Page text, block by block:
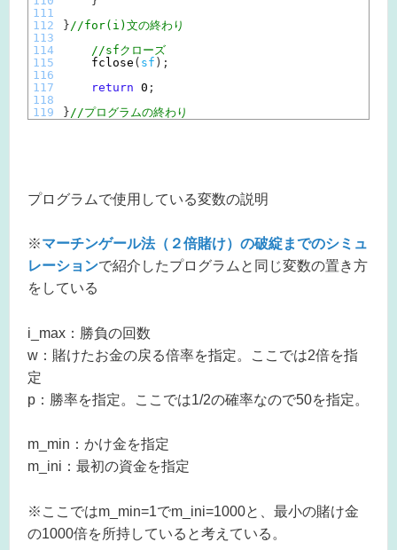
111
112
113
114
115
116
117
118
119
}//for(i)文の終わり
//sfクローズ
fclose ( sf ) ;
return 0 ;
}//プログラムの終わり
プログラムで使用している変数の説明
※マーチンゲール法（２倍賭け）の破綻までのシミュ
レーションで紹介したプログラムと同じ変数の置き方
をしている
i_max：勝負の回数
w：賭けたお金の戻る倍率を指定。ここでは2倍を指
定
p：勝率を指定。ここでは1/2の確率なので50を指定。
m_min：かけ金を指定
m_ini：最初の資金を指定
※ここではm_min=1でm_ini=1000と、最小の賭け金
の1000倍を所持していると考えている。